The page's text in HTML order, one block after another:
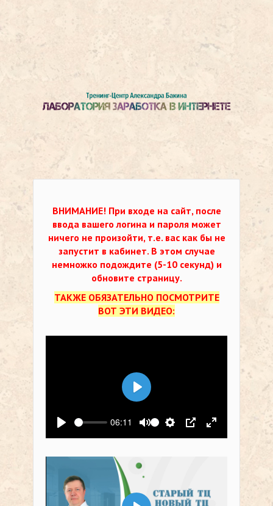
ВНИМАНИЕ! При входе на сайт, после
ввода вашего логина и пароля может
ничего не произойти, т.е. вас как бы не
запустит в кабинет. В этом случае
немножко подождите (5-10 секунд) и
обновите страницу.
ТАКЖЕ ОБЯЗАТЕЛЬНО ПОСМОТРИТЕ
ВОТ ЭТИ ВИДЕО:
Воспроизвести
06:11
Выключить звук
Настройки
PIP На весь
Воспроизвести